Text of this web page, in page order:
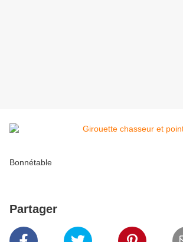
Bonnétable
Partager